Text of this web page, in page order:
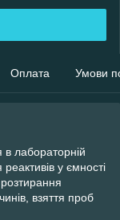
Оплата Умови
в лабораторній
у ємності
розтирання
взяття проб